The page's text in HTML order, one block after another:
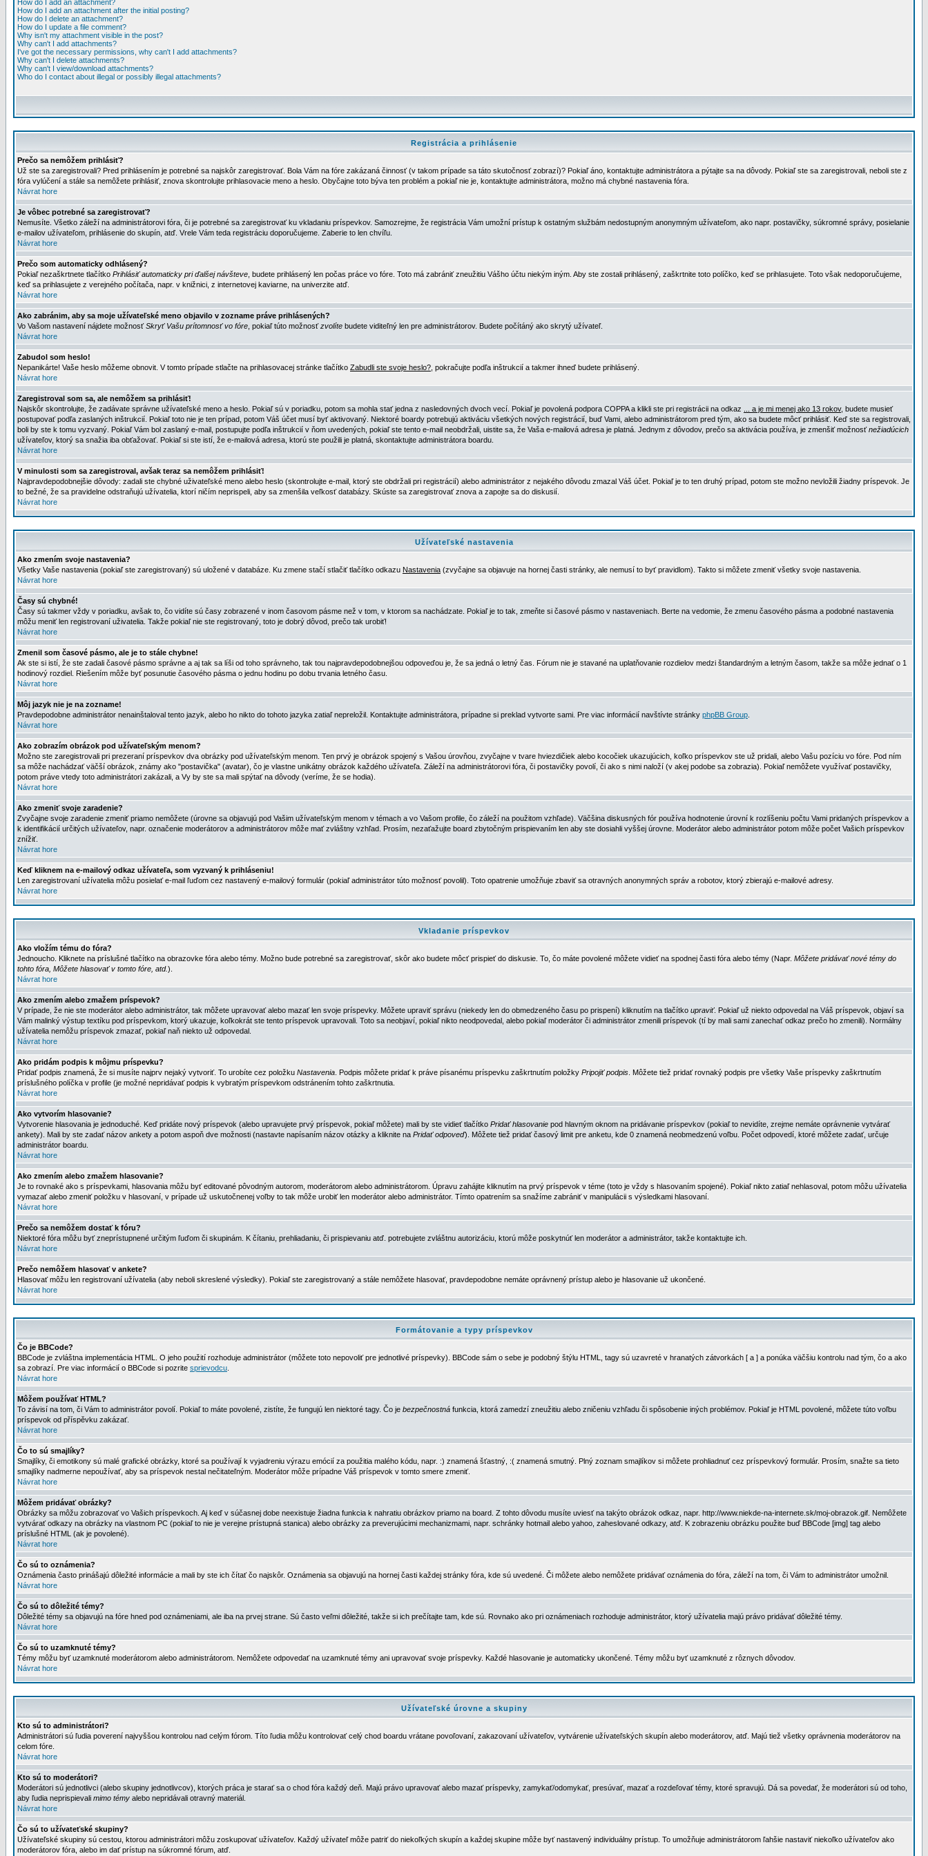
How do I add an attachment?
How do I add an attachment after the initial posting?
How do I delete an attachment?
How do I update a file comment?
Why isn't my attachment visible in the post?
Why can't I add attachments?
I've got the necessary permissions, why can't I add attachments?
Why can't I delete attachments?
Why can't I view/download attachments?
Who do I contact about illegal or possibly illegal attachments?
Registrácia a prihlásenie
Prečo sa nemôžem prihlásiť?
Už ste sa zaregistrovali? Pred prihlásením je potrebné sa najskôr zaregistrovať. Bola Vám na fóre zakázaná činnosť (v takom prípade sa táto skutočnosť zobrazí)? Pokiaľ áno, kontaktujte administrátora a pýtajte sa na dôvody. Pokiaľ ste sa zaregistrovali, neboli ste z
fóra vylúčení a stále sa nemôžete prihlásiť, znova skontrolujte prihlasovacie meno a heslo. Obyčajne toto býva ten problém a pokiaľ nie je, kontaktujte administrátora, možno má chybné nastavenia fóra.
Návrat hore
Je vôbec potrebné sa zaregistrovať?
Nemusíte. Všetko záleží na administrátorovi fóra, či je potrebné sa zaregistrovať ku vkladaniu príspevkov. Samozrejme, že registrácia Vám umožní prístup k ostatným službám nedostupným anonymným užívateľom, ako napr. postavičky, súkromné správy, posielanie
e-mailov užívateľom, prihlásenie do skupín, atď. Vrele Vám teda registráciu doporučujeme. Zaberie to len chvíľu.
Návrat hore
Prečo som automaticky odhlásený?
Pokiaľ nezaškrtnete tlačítko Prihlásiť automaticky pri ďalšej návšteve , budete prihlásený len počas práce vo fóre. Toto má zabrániť zneužitiu Vášho účtu niekým iným. Aby ste zostali prihlásený, zaškrtnite toto políčko, keď se prihlasujete. Toto však nedoporučujeme,
keď sa prihlasujete z verejného počítača, napr. v knižnici, z internetovej kaviarne, na univerzite atď.
Návrat hore
Ako zabránim, aby sa moje užívateľské meno objavilo v zozname práve prihlásených?
Vo Vašom nastavení nájdete možnosťSkryť Vašu prítomnosť vo fóre , pokiaľ túto možnosťzvolíte budete viditeľný len pre administrátorov. Budete počítáný ako skrytý užívateľ.
Návrat hore
Zabudol som heslo!
Nepanikárte! Vaše heslo môžeme obnovit. V tomto prípade stlačte na prihlasovacej stránke tlačítko Zabudli ste svoje heslo? , pokračujte podľa inštrukcií a takmer ihneď budete prihlásený.
Návrat hore
Zaregistroval som sa, ale nemôžem sa prihlásiť!
Najskôr skontrolujte, že zadávate správne užívateľské meno a heslo. Pokiaľ sú v poriadku, potom sa mohla stať jedna z nasledovných dvoch vecí. Pokiaľ je povolená podpora COPPA a klikli ste pri registrácii na odkaz
... a je mi menej ako 13 rokov, budete musieť
postupovať podľa zaslaných inštrukcií. Pokiaľ toto nie je ten prípad, potom Váš účet musí byť aktivovaný. Niektoré boardy potrebujú aktiváciu všetkých nových registrácií, buď Vami, alebo administrátorom pred tým, ako sa budete môcť prihlásiť. Keď ste sa registrovali,
boli by ste k tomu vyzvaný. Pokiaľ Vám bol zaslaný e-mail, postupujte podľa inštrukcií v ňom uvedených, pokiaľ ste tento e-mail neobdržali, uistite sa, že Vaša e-mailová adresa je platná. Jednym z dôvodov, prečo sa aktivácia používa, je zmenšiť možnosťnežiadúcich
užívateľov, ktorý sa snažia iba obťažovať. Pokiaľ si ste istí, že e-mailová adresa, ktorú ste použili je platná, skontaktujte administrátora boardu.
Návrat hore
V minulosti som sa zaregistroval, avšak teraz sa nemôžem prihlásiť!
Najpravdepodobnejšie dôvody: zadali ste chybné uživateľské meno alebo heslo (skontrolujte e-mail, ktorý ste obdržali pri registrácií) alebo administrátor z nejakého dôvodu zmazal Váš účet. Pokiaľ je to ten druhý prípad, potom ste možno nevložili žiadny príspevok. Je
to bežné, že sa pravidelne odstraňujú užívatelia, ktorí ničím neprispeli, aby sa zmenšila veľkosť databázy. Skúste sa zaregistrovať znova a zapojte sa do diskusií.
Návrat hore
Užívateľské nastavenia
Ako zmením svoje nastavenia?
Všetky Vaše nastavenia (pokiaľ ste zaregistrovaný) sú uložené v databáze. Ku zmene stačí stlačiť tlačítko odkazu Nastavenia (zvyčajne sa objavuje na hornej časti stránky, ale nemusí to byť pravidlom). Takto si môžete zmeniť všetky svoje nastavenia.
Návrat hore
Časy sú chybné!
Časy sú takmer vždy v poriadku, avšak to, čo vidíte sú časy zobrazené v inom časovom pásme než v tom, v ktorom sa nachádzate. Pokiaľ je to tak, zmeňte si časové pásmo v nastaveniach. Berte na vedomie, že zmenu časového pásma a podobné nastavenia
môžu meniť len registrovaní uživatelia. Takže pokiaľ nie ste registrovaný, toto je dobrý dôvod, prečo tak urobiť!
Návrat hore
Zmenil som časové pásmo, ale je to stále chybne!
Ak ste si istí, že ste zadali časové pásmo správne a aj tak sa líši od toho správneho, tak tou najpravdepodobnejšou odpoveďou je, že sa jedná o letný čas. Fórum nie je stavané na uplatňovanie rozdielov medzi štandardným a letným časom, takže sa môže jednať o 1
hodinový rozdiel. Riešením môže byť posunutie časového pásma o jednu hodinu po dobu trvania letného času.
Návrat hore
Môj jazyk nie je na zozname!
Pravdepodobne administrátor nenainštaloval tento jazyk, alebo ho nikto do tohoto jazyka zatiaľ nepreložil. Kontaktujte administrátora, prípadne si preklad vytvorte sami. Pre viac informácií navštívte stránky phpBB Group
Návrat hore
Ako zobrazím obrázok pod užívateľským menom?
Možno ste zaregistrovali pri prezeraní príspevkov dva obrázky pod užívateľským menom. Ten prvý je obrázok spojený s Vašou úrovňou, zvyčajne v tvare hviezdičiek alebo kocočiek ukazujúcich, koľko príspevkov ste už pridali, alebo Vašu pozíciu vo fóre. Pod ním
sa môže nachádzať väčší obrázok, známy ako "postavička" (avatar), čo je vlastne unikátny obrázok každého užívateľa. Záleží na administrátorovi fóra, či postavičky povolí, či ako s nimi naloží (v akej podobe sa zobrazia). Pokiaľ nemôžete využívať postavičky,
potom práve vtedy toto administrátori zakázali, a Vy by ste sa mali spýtať na dôvody (veríme, že se hodia).
Návrat hore
Ako zmeniť svoje zaradenie?
Zvyčajne svoje zaradenie zmeniť priamo nemôžete (úrovne sa objavujú pod Vašim užívateľským menom v témach a vo Vašom profile, čo záleží na použitom vzhľade). Väčšina diskusných fór používa hodnotenie úrovní k rozlíšeniu počtu Vami pridaných príspevkov a
k identifikácií určitých užívateľov, napr. označenie moderátorov a administrátorov môže mať zvláštny vzhľad. Prosím, nezaťažujte board zbytočným prispievaním len aby ste dosiahli vyššej úrovne. Moderátor alebo administrátor potom môže počet Vašich príspevkov
znížiť.
Návrat hore
Keď kliknem na e-mailový odkaz užívateľa, som vyzvaný k prihláseniu!
Len zaregistrovaní užívatelia môžu posielať e-mail ľuďom cez nastavený e-mailový formulár (pokiaľ administrátor túto možnosť povolil). Toto opatrenie umožňuje zbaviť sa otravných anonymných správ a robotov, ktorý zbierajú e-mailové adresy.
Návrat hore
Vkladanie príspevkov
Ako vložím tému do fóra?
Jednoucho. Kliknete na príslušné tlačítko na obrazovke fóra alebo témy. Možno bude potrebné sa zaregistrovať, skôr ako budete môcť prispieť do diskusie. To, čo máte povolené môžete vidieť na spodnej časti fóra alebo témy (Napr. Môžete pridávať nové témy do
tohto fóra, Môžete hlasovať v tomto fóre, atd.).
Návrat hore
Ako zmením alebo zmažem príspevok?
V prípade, že nie ste moderátor alebo administrátor, tak môžete upravovať alebo mazať len svoje príspevky. Môžete upraviť správu (niekedy len do obmedzeného času po prispení) kliknutím na tlačítko upraviť. Pokiaľ už niekto odpovedal na Váš príspevok, objaví sa
Vám malinký výstup textíku pod príspevkom, ktorý ukazuje, koľkokrát ste tento príspevok upravovali. Toto sa neobjaví, pokiaľ nikto neodpovedal, alebo pokiaľ moderátor či administrátor zmenili príspevok (tí by mali sami zanechať odkaz prečo ho zmenili). Normálny
užívatelia nemôžu príspevok zmazať, pokiaľ naň niekto už odpovedal.
Návrat hore
Ako pridám podpis k môjmu príspevku?
Pridať podpis znamená, že si musíte najprv nejaký vytvoriť. To urobíte cez položku Nastavenia . Podpis môžete pridať k práve písanému príspevku zaškrtnutím položky Pripojiť podpis . Môžete tiež pridať rovnaký podpis pre všetky Vaše príspevky zaškrtnutím
príslušného políčka v profile (je možné nepridávať podpis k vybratým príspevkom odstránením tohto zaškrtnutia.
Návrat hore
Ako vytvorím hlasovanie?
Vytvorenie hlasovania je jednoduché. Keď pridáte nový príspevok (alebo upravujete prvý príspevok, pokiaľ môžete) mali by ste vidieť tlačítko Pridať hlasovanie pod hlavným oknom na pridávanie príspevkov (pokiaľ to nevidíte, zrejme nemáte oprávnenie vytvárať
ankety). Mali by ste zadať názov ankety a potom aspoň dve možnosti (nastavte napísaním názov otázky a kliknite na Pridať odpoveď). Môžete tiež pridať časový limit pre anketu, kde 0 znamená neobmedzenú voľbu. Počet odpovedí, ktoré môžete zadať, určuje
administrátor boardu.
Návrat hore
Ako zmením alebo zmažem hlasovanie?
Je to rovnaké ako s príspevkami, hlasovania môžu byť editované pôvodným autorom, moderátorom alebo administrátorom. Úpravu zahájite kliknutím na prvý príspevok v téme (toto je vždy s hlasovaním spojené). Pokiaľ nikto zatiaľ nehlasoval, potom môžu užívatelia
vymazať alebo zmeniť položku v hlasovaní, v prípade už uskutočnenej voľby to tak môže urobiť len moderátor alebo administrátor. Tímto opatrením sa snažíme zabrániť v manipulácii s výsledkami hlasovaní.
Návrat hore
Prečo sa nemôžem dostať k fóru?
Niektoré fóra môžu byť zneprístupnené určitým ľuďom či skupinám. K čítaniu, prehliadaniu, či prispievaniu atď. potrebujete zvláštnu autorizáciu, ktorú môže poskytnúť len moderátor a administrátor, takže kontaktujte ich.
Návrat hore
Prečo nemôžem hlasovať v ankete?
Hlasovať môžu len registrovaní užívatelia (aby neboli skreslené výsledky). Pokiaľ ste zaregistrovaný a stále nemôžete hlasovať, pravdepodobne nemáte oprávnený prístup alebo je hlasovanie už ukončené.
Návrat hore
Formátovanie a typy príspevkov
Čo je BBCode?
BBCode je zvláštna implementácia HTML. O jeho použití rozhoduje administrátor (môžete toto nepovoliť pre jednotlivé príspevky). BBCode sám o sebe je podobný štýlu HTML, tagy sú uzavreté v hranatých zátvorkách [ a ] a ponúka väčšiu kontrolu nad tým, čo a ako
sa zobrazí. Pre viac informácií o BBCode si pozrite sprievodcu
Návrat hore
Môžem používať HTML?
To závisí na tom, či Vám to administrátor povolí. Pokiaľ to máte povolené, zistíte, že fungujú len niektoré tagy. Čo je bezpečnostná funkcia, ktorá zamedzí zneužitiu alebo zničeniu vzhľadu či spôsobenie iných problémov. Pokiaľ je HTML povolené, môžete túto voľbu
príspevok od příspěvku zakázať.
Návrat hore
Čo to sú smajlíky?
Smajlíky, či emotikony sú malé grafické obrázky, ktoré sa používají k vyjadreniu výrazu emócií za použitia malého kódu, napr. :) znamená šťastný, :( znamená smutný. Plný zoznam smajlíkov si môžete prohliadnuť cez príspevkový formulár. Prosím, snažte sa tieto
smajlíky nadmerne nepoužívať, aby sa príspevok nestal nečitateľným. Moderátor môže prípadne Váš príspevok v tomto smere zmeniť.
Návrat hore
Môžem pridávať obrázky?
Obrázky sa môžu zobrazovať vo Vašich príspevkoch. Aj keď v súčasnej dobe neexistuje žiadna funkcia k nahratiu obrázkov priamo na board. Z tohto dôvodu musíte uviesť na takýto obrázok odkaz, napr. http://www.niekde-na-internete.sk/moj-obrazok.gif. Nemôžete
vytvárať odkazy na obrázky na vlastnom PC (pokiaľ to nie je verejne prístupná stanica) alebo obrázky za preverujúcimi mechanizmami, napr. schránky hotmail alebo yahoo, zaheslované odkazy, atď. K zobrazeniu obrázku použite buď BBCode [img] tag alebo
príslušné HTML (ak je povolené).
Návrat hore
Čo sú to oznámenia?
Oznámenia často prinášajú dôležité informácie a mali by ste ich čítať čo najskôr. Oznámenia sa objavujú na hornej časti každej stránky fóra, kde sú uvedené. Či môžete alebo nemôžete pridávať oznámenia do fóra, záleží na tom, či Vám to administrátor umožnil.
Návrat hore
Čo sú to dôležité témy?
Dôležité témy sa objavujú na fóre hned pod oznámeniami, ale iba na prvej strane. Sú často veľmi dôležité, takže si ich prečítajte tam, kde sú. Rovnako ako pri oznámeniach rozhoduje administrátor, ktorý užívatelia majú právo pridávať dôležité témy.
Návrat hore
Čo sú to uzamknuté témy?
Témy môžu byť uzamknuté moderátorom alebo administrátorom. Nemôžete odpovedať na uzamknuté témy ani upravovať svoje príspevky. Každé hlasovanie je automaticky ukončené. Témy môžu byť uzamknuté z rôznych dôvodov.
Návrat hore
Užívateľské úrovne a skupiny
Kto sú to administrátori?
Administrátori sú ľudia poverení najvyššou kontrolou nad celým fórom. Títo ľudia môžu kontrolovať celý chod boardu vrátane povoľovaní, zakazovaní užívateľov, vytvárenie užívateľských skupín alebo moderátorov, atď. Majú tiež všetky oprávnenia moderátorov na
celom fóre.
Návrat hore
Kto sú to moderátori?
Moderátori sú jednotlivci (alebo skupiny jednotlivcov), ktorých práca je starať sa o chod fóra každý deň. Majú právo upravovať alebo mazať príspevky, zamykať/odomykať, presúvať, mazať a rozdeľovať témy, ktoré spravujú. Dá sa povedať, že moderátori sú od toho,
aby ľudia neprispievali mimo témy alebo nepridávali otravný materiál.
Návrat hore
Čo sú to užívateťské skupiny?
Užívateľské skupiny sú cestou, ktorou administrátori môžu zoskupovať užívateľov. Každý užívateľ môže patriť do niekoľkých skupín a každej skupine môže byť nastavený individuálny prístup. To umožňuje administrátorom ľahšie nastaviť niekoľko užívateľov ako
moderátorov fóra, alebo im dať prístup na súkromné fórum, atď.